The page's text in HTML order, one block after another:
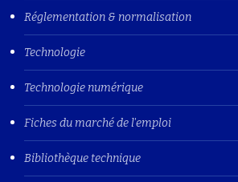
Réglementation & normalisation
Technologie
Technologie numérique
Fiches du marché de l'emploi
Bibliothèque technique